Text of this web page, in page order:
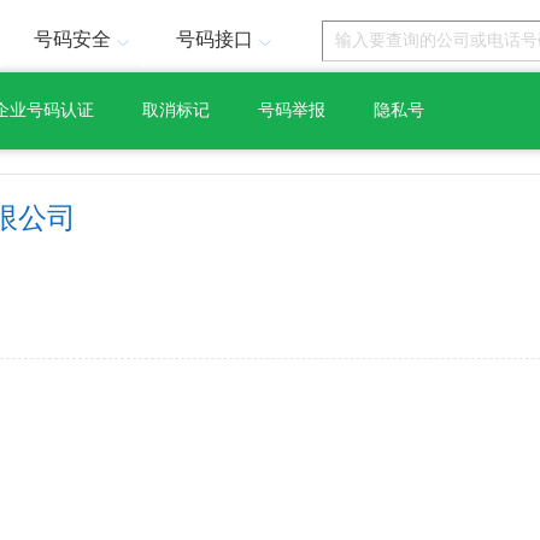
号码安全 号码接口
业号码认证 取消标记 号码举报 隐私号
公司